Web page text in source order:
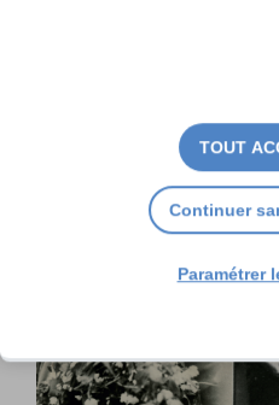
TOUT
Continuer
Paramétrer